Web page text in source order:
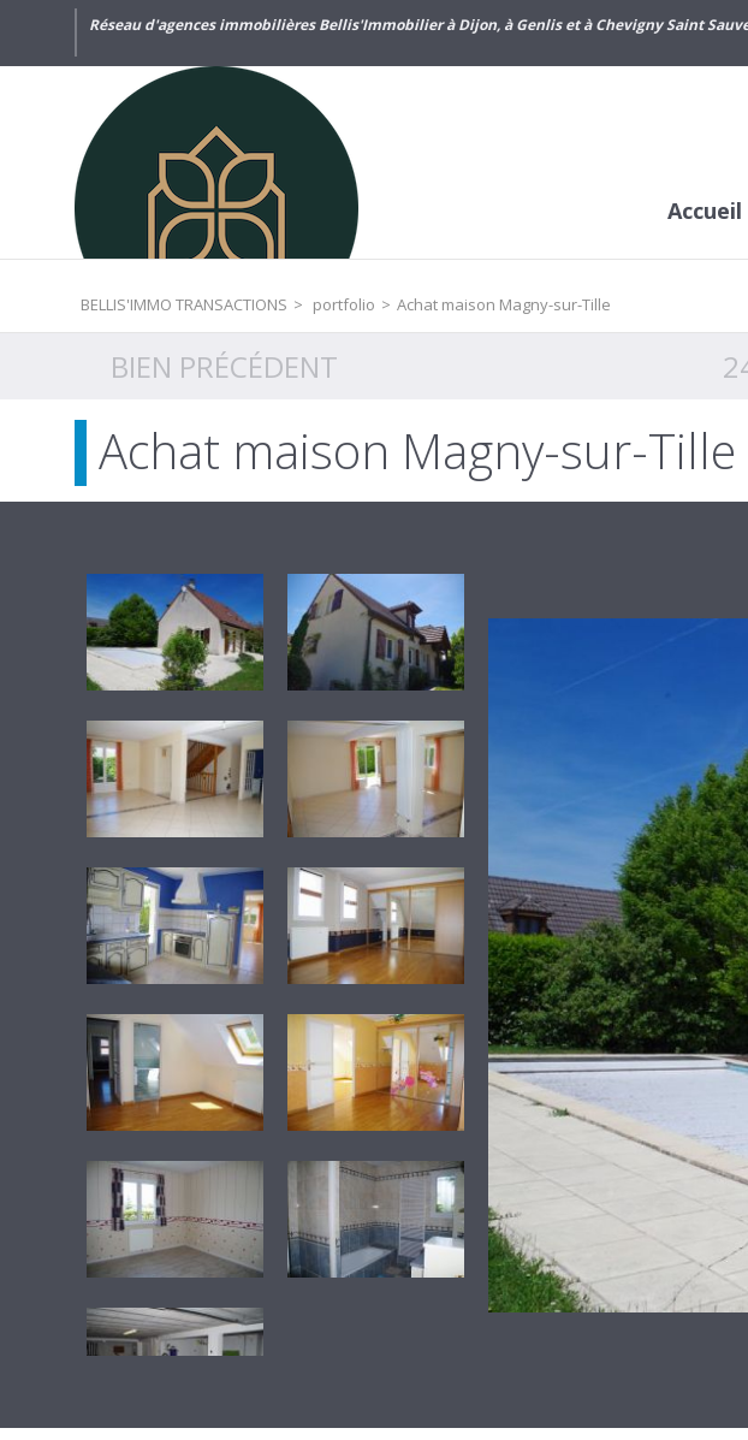
Réseau d'agences immobilières Bellis'Immobilier à Dijon, à Genlis et à Chevigny Saint
Accueil
BELLIS'IMMO TRANSACTIONS > portfolio > Achat maison Magny-sur-Tille
BIEN PRÉCÉDENT
Achat maison Magny-sur-Tille